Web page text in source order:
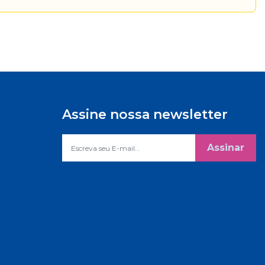
Assine nossa newsletter
Assinar